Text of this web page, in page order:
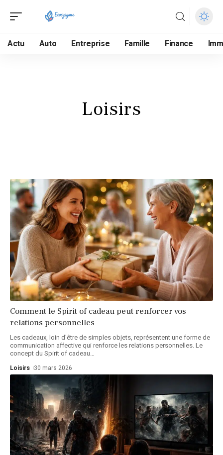
Actu Auto Entreprise Famille Finance
Loisirs
Comment le Spirit of cadeau peut renforcer vos
relations personnelles
Les cadeaux, loin d'être de simples objets, représentent une forme de
communication affective qui renforce les relations personnelles. Le
concept du Spirit of cadeau…
Loisirs 30 mars 2026